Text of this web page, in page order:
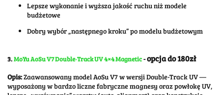
Lepsze wykonanie i wyższa jakość ruchu niż modele
budżetowe
Dobry wybór „następnego kroku” po modelu budżetowym
3.MoYu AoSu V7 Double‑Track UV 4×4 Magnetic-opcja do 180zł
Opis:Zaawansowany model AoSu V7 w wersji Double-Track UV —
wyposażony w bardzo liczne fabryczne magnesy oraz powłokę UV,